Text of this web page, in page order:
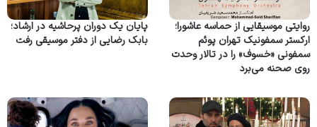
روایتی موسیقایی از حماسه عاشورا؛
ارکستر سمفونیک تهران پوئم
سمفونی «خسوف» را در تالار وحدت
روی صحنه می‌برد
پایان یک دوران پرحاشیه در ارشاد؛
بابک رضایی از دفتر موسیقی رفت